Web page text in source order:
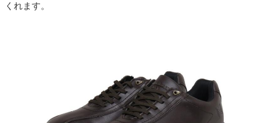
くれます。